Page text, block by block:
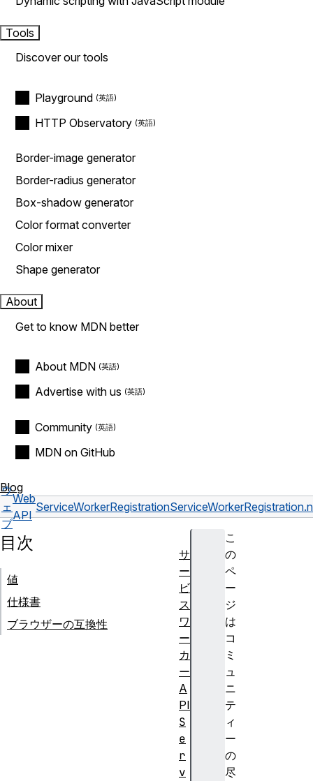
Tools
Discover our tools
Playground
HTTP Observatory
Border-image generator
Border-radius generator
Box-shadow generator
Color format converter
Color mixer
Shape generator
About
Get to know MDN better
About MDN
Advertise with us
Community
MDN on GitHub
Blog
ウ
ェ
ブ
Web
API
ServiceWorkerRegistration
こ
の
ペ
ー
ジ
は
コ
ミ
ュ
ニ
テ
ィ
ー
の
尽
目次
値
仕様書
ブラウザーの互換性
サ
ー
ビ
ス
ワ
ー
カ
ー
A
PI
S
e
r
v